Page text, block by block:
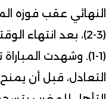
النهائي عقب فوزه
(3-2)، بعد انتهاء
(1-1). وشهدت
التعادل، قبل أن